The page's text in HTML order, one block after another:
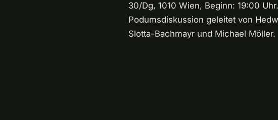
30/Dg, 1010 Wien, Beginn: 19:00 Uhr.
Podumsdiskussion geleitet von
Slotta-Bachmayr und Michael Möller.